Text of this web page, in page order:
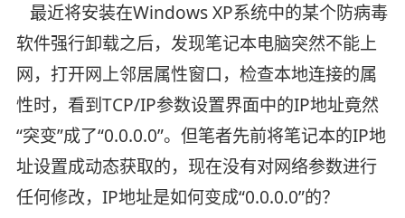
最近将安装在Windows XP系统中的某个防病毒
软件强行卸载之后，发现笔记本电脑突然不能上
网，打开网上邻居属性窗口，检查本地连接的属
性时，看到TCP/IP参数设置界面中的IP地址竟然
“突变”成了“0.0.0.0”。但笔者先前将笔记本的IP地
址设置成动态获取的，现在没有对网络参数进行
任何修改，IP地址是如何变成“0.0.0.0”的？